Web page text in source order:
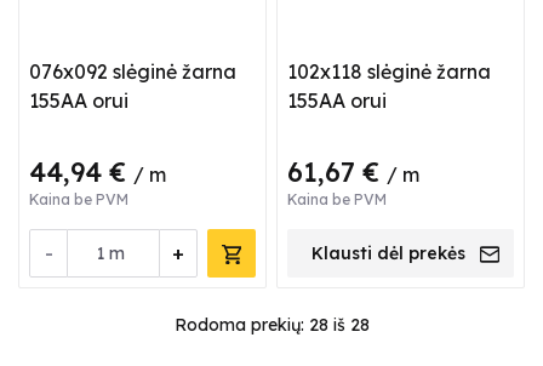
076x092 slėginė žarna
155AA orui
44,94 € / m
Kaina be PVM
- +
m
102x118 slėginė žarna
155AA orui
61,67 € / m
Kaina be PVM
Klausti dėl prekės
Rodoma prekių: 28 iš 28